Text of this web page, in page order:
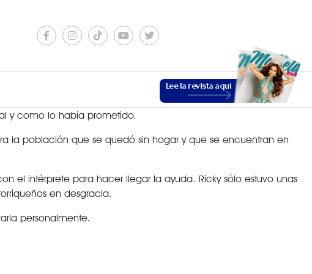
Lee la revista aquí
y como lo había prometido.
la población que se quedó sin hogar y que se encuentran en
el intérprete para hacer llegar la ayuda. Ricky sólo estuvo unas
en desgracia.
personalmente.